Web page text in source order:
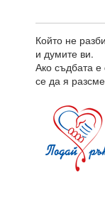
Който не
и думите ви.
Ако съдбата е
се да я